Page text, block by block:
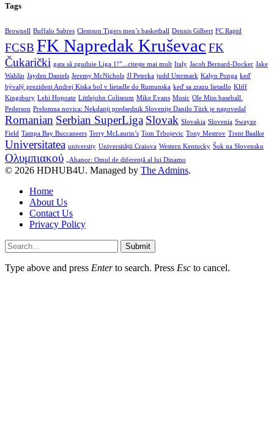
Tags
Brownell Buffalo Sabres Clemson Tigers men’s basketball Dennis Gilbert FC Rapid
FCSB FK Napredak Kruševac FK
Čukarički gata să zguduie Liga 1!”...citește mai mult Italy Jacob Bernard-Docker Jake
Wahlin Jayden Daniels Jeremy McNichols JJ Peterka judd Utermark Kalyn Ponga keď
bývalý prezident Andrej Kiska bol v lietadle do Rumunska keď sa zrazu lietadlo Kliff
Kingsbury Lehi Hopoate Littlejohn Coliseum Mike Evans Music Ole Miss baseball.
Pederson Prelomna novica: Nekdanji predsednik Slovenije Danilo Türk je napovedal
Romanian Serbian SuperLiga Slovak Slovakia Slovenia Swayze
Field Tampa Bay Buccaneers Terry McLaurin’s Tom Trbojevic Tony Mestrov Trent Baalke
Universitatea university Universității Craiova Western Kentucky Šok na Slovensku
Ολυμπιακού „Ahanor: Omul de diferență al lui Dinamo
© 2026 HDHUB4U. Managed by The Admins.
Home
About Us
Contact Us
Privacy Policy
Submit
Type above and press Enterto search. Press Esc to cancel.